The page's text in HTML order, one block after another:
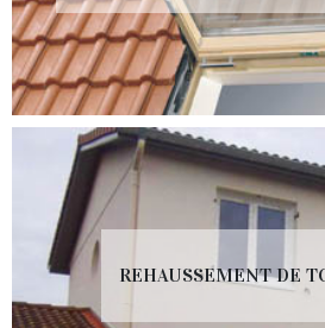
REHAUSSEMENT DE